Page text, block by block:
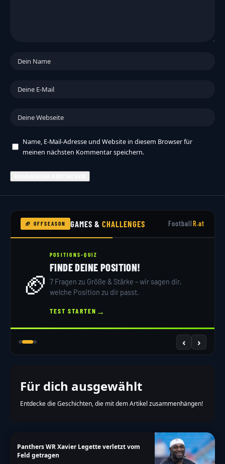
Name, E-Mail-Adresse und Website in diesem Browser für
meinen nächsten Kommentar speichern.
🏈 OFFSEASON GAMES &CHALLENGES FootballR.at
🏈
POSITIONS-QUIZ
FINDE DEINE POSITION!
7 Fragen zu Größe & Stärke – wir sagen dir,
welche Position zu dir passt.
TEST STARTEN →
‹ ›
Für dich ausgewählt
Entdecke die Geschichten, die mit dem Artikel zusammenhängen!
Panthers WR Xavier Legette verletzt vom
Feld getragen